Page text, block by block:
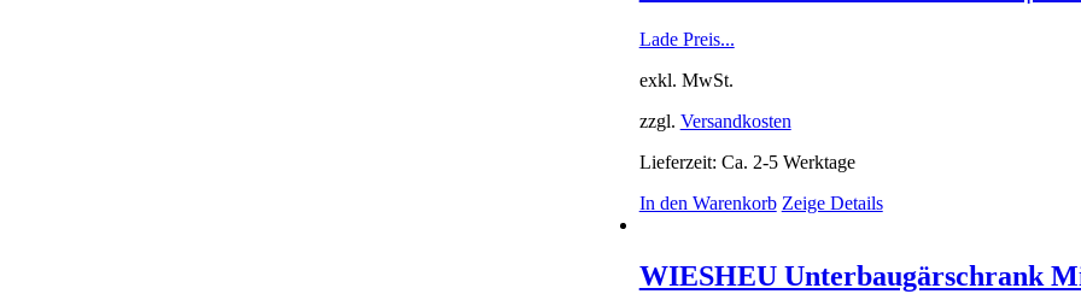
Lade Preis...
exkl. MwSt.
zzgl. Versandkosten
Lieferzeit: Ca. 2-5 Werktage
In den Warenkorb Zeige Details
WIESHEU Unterbaugärschrank